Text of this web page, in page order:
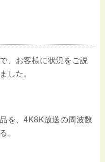
、お客様に状況をご説
した。
を、4K8K放送の周波数
。